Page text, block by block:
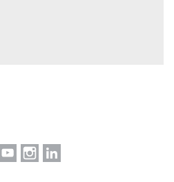
FacebookYouTubeInstagram